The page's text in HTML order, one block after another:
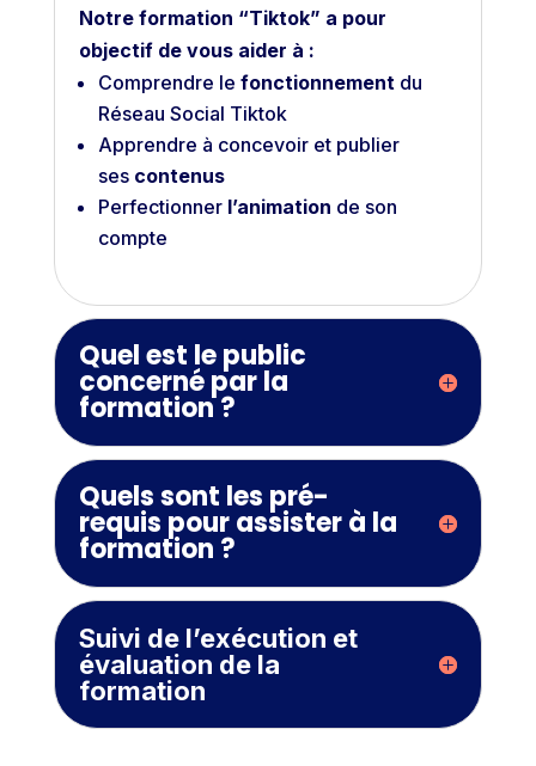
Notre formation “Tiktok” a pour
objectif de vous aider à :
Comprendre le fonctionnementdu
Réseau Social Tiktok
Apprendre à concevoir et publier
ses contenus
Perfectionner l’animation de son
compte
Quel est le public
concerné par la
formation ?
Quels sont les pré-
requis pour assister à la
formation ?
Suivi de l’exécution et
évaluation de la
formation